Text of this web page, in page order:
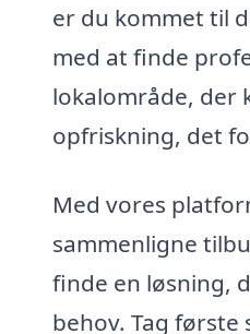
er du kommet til
med at finde
lokalområde, der
opfriskning, det
Med vores
sammenligne
finde en løsning,
behov. Tag